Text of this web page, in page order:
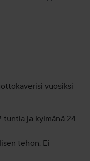
vuosiksi
tuntia ja kylmänä 24
tehon. Ei